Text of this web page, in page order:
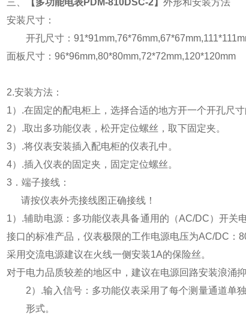
三、
【多功能电表PDM-810DSC-2】 外形和安装方法
安装尺寸：
开孔尺寸：
面板尺寸：96*96mm,80*80mm,72*72mm,120*120mm
2.安装方法：
1）.在固定的配电柜上，选择合适的地方开一个开孔尺寸
2）.取出多功能仪表，松开定位螺丝，取下固定夹。
3）.将仪表安装插入配电柜的仪表孔中。
4）.插入仪表的固定夹，固定定位螺丝。
3 ．端子接线：
请按仪表外壳接线图正确接线！
1） .辅助电源：多功能仪表具备通用的（AC/DC）开关
接口的标准产品，仪表极限的工作电源电压为AC/DC ：
采用交流电源建议在火线一侧安装1A的保险丝。
对于电力品质较差的地区中，建议在电源回路安装浪涌
2） .输入信号：多功能仪表采用了每个测量通道单
形式。